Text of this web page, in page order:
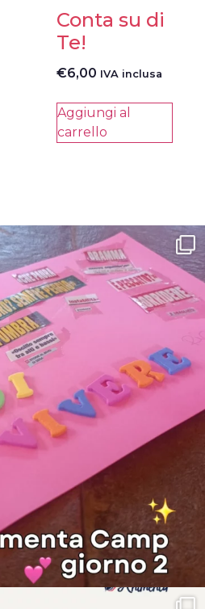
Conta su di
Te!
€6,00 IVA inclusa
Aggiungi al
carrello